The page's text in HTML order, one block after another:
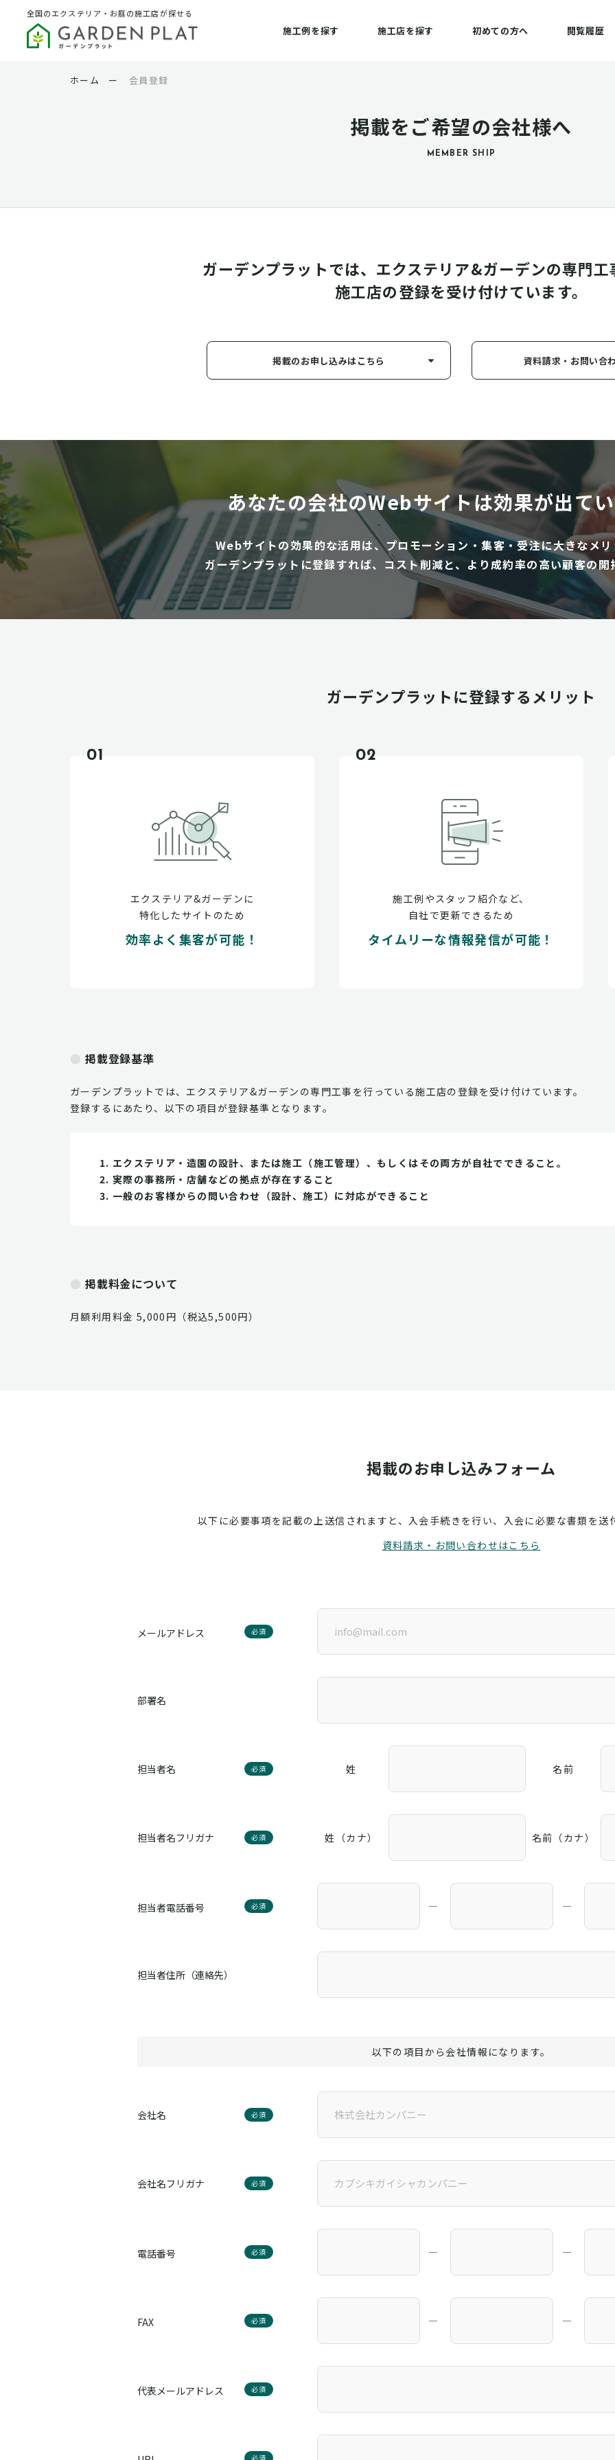
全国のエクステリア・お庭の施工店が探せる
施工例を探す 施工店を探す 初めての方へ 閲覧履歴
掲載をご希望の会社様へ
MEMBER SHIP
ホーム ー 会員登録
ガーデンプラットでは、エクステリア&ガーデンの専門工
施工店の登録を受け付けています。
掲載のお申し込みはこちら 資料請求・お問い合
あなたの会社のWebサイトは効果が出て
Webサイトの効果的な活用は、プロモーション・集客・受注に大きなメ
ガーデンプラットに登録すれば、コスト削減と、より成約率の高い顧客の開
ガーデンプラットに登録するメリット
01
エクステリア&ガーデンに
特化したサイトのため
効率よく集客が可能！
02
施工例やスタッフ紹介など、
自社で更新できるため
タイムリーな情報発信が可能！
掲載登録基準
ガーデンプラットでは、エクステリア&ガーデンの専門工事を行っている施工店の登録を受け付けています。
登録するにあたり、以下の項目が登録基準となります。
エクステリア・造園の設計、または施工（施工管理）、もしくはその両方が自社でできること。
実際の事務所・店舗などの拠点が存在すること
一般のお客様からの問い合わせ（設計、施工）に対応ができること
掲載料金について
月額利用料金 5,000円（税込5,500円）
掲載のお申し込みフォーム
以下に必要事項を記載の上送信されますと、入会手続きを行い、入会に必要な書類を送
資料請求・お問い合わせはこちら
メールアドレス 必須
部署名
担当者名 必須 姓 名前
担当者名フリガナ 必須 姓（カナ） 名前（カナ）
担当者電話番号 必須 ― ―
担当者住所（連絡先）
以下の項目から会社情報になります。
会社名 必須
会社名フリガナ 必須
電話番号 必須 ― ―
FAX 必須 ― ―
代表メールアドレス 必須
必須